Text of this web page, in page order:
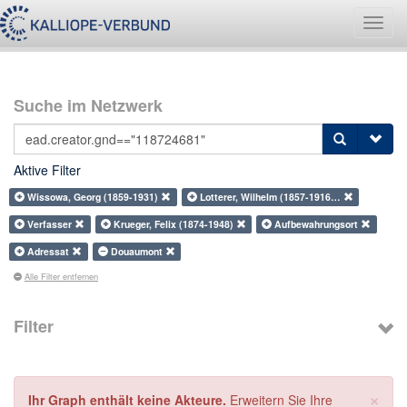
Suche im Netzwerk
Aktive Filter
Wissowa, Georg (1859-1931)
Lotterer, Wilhelm (1857-1916…
Verfasser
Krueger, Felix (1874-1948)
Aufbewahrungsort
Adressat
Douaumont
Alle Filter entfernen
Filter
×
Ihr Graph enthält keine Akteure. Erweitern Sie Ihre